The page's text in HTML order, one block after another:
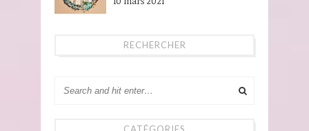
RECHERCHER